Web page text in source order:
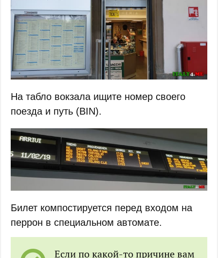
На табло вокзала ищите номер своего
поезда и путь (BIN).
Билет компостируется перед входом на
перрон в специальном автомате.
Если по какой-то причине вам